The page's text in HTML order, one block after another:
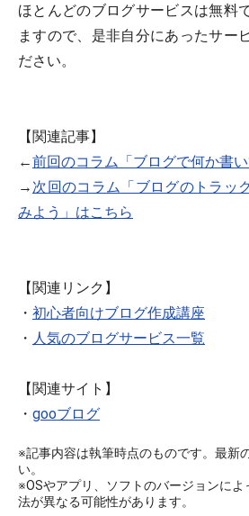
ほとんどのブログサービスは無料
ますので、是非自分にあったサー
ださい。
【関連記事】
←前回のコラム「ブログで何か書
→ 次回のコラム「ブログのトラッ
みよう」はこちら
【関連リンク】
・ 初心者向けブログ作成講座
・ 人気のブログサービス一覧
【関連サイト】
・ gooブログ
※記事内容は執筆時点のものです。最新
い。
※OSやアプリ、ソフトのバージョンに
法が異なる可能性があります。